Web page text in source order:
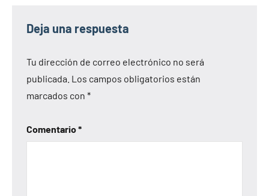
Deja una respuesta
Tu dirección de correo electrónico no será
publicada. Los campos obligatorios están
marcados con *
Comentario*